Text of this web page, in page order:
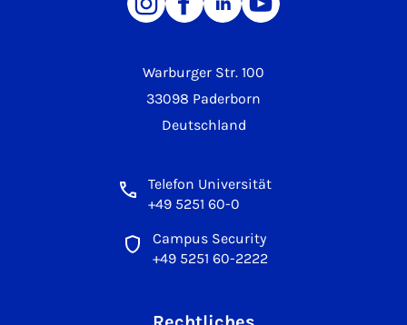
Warburger Str. 100
33098 Paderborn
Deutschland
Telefon Universität
+49 5251 60-0
Campus Security
+49 5251 60-2222